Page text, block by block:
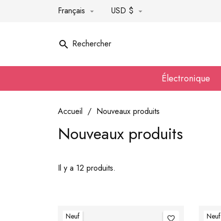
Français  USD $ 
 Rechercher
Électronique
Accueil Nouveaux produits
Nouveaux produits
Il y a 12 produits.
favorite_border
Neuf Neuf